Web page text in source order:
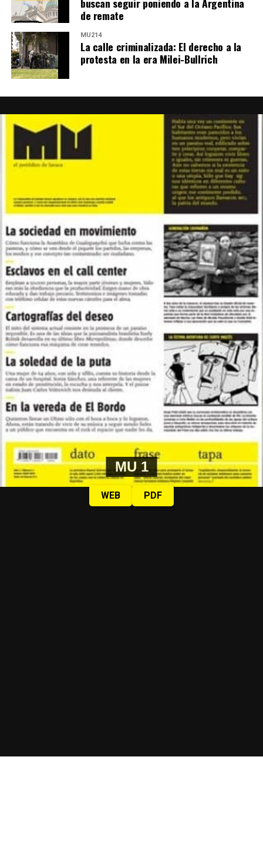
de remate
MU214
La calle criminalizada: El derecho a la
protesta en la era Milei-Bullrich
MU 1
WEB PDF